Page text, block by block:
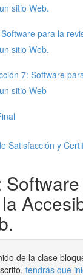
sitio Web.
para la
sitio Web.
7: Software
sitio Web
Satisfacción y
de la clase
tendrás que